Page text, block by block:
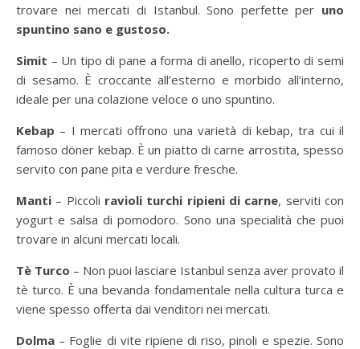
trovare nei mercati di Istanbul. Sono perfette per uno
spuntino sano e gustoso.
Simit – Un tipo di pane a forma di anello, ricoperto di semi
di sesamo. È croccante all’esterno e morbido all’interno,
ideale per una colazione veloce o uno spuntino.
Kebap – I mercati offrono una varietà di kebap, tra cui il
famoso döner kebap. È un piatto di carne arrostita, spesso
servito con pane pita e verdure fresche.
Manti – Piccoli ravioli turchi ripieni di carne, serviti con
yogurt e salsa di pomodoro. Sono una specialità che puoi
trovare in alcuni mercati locali.
Tè Turco – Non puoi lasciare Istanbul senza aver provato il
tè turco. È una bevanda fondamentale nella cultura turca e
viene spesso offerta dai venditori nei mercati.
Dolma – Foglie di vite ripiene di riso, pinoli e spezie. Sono